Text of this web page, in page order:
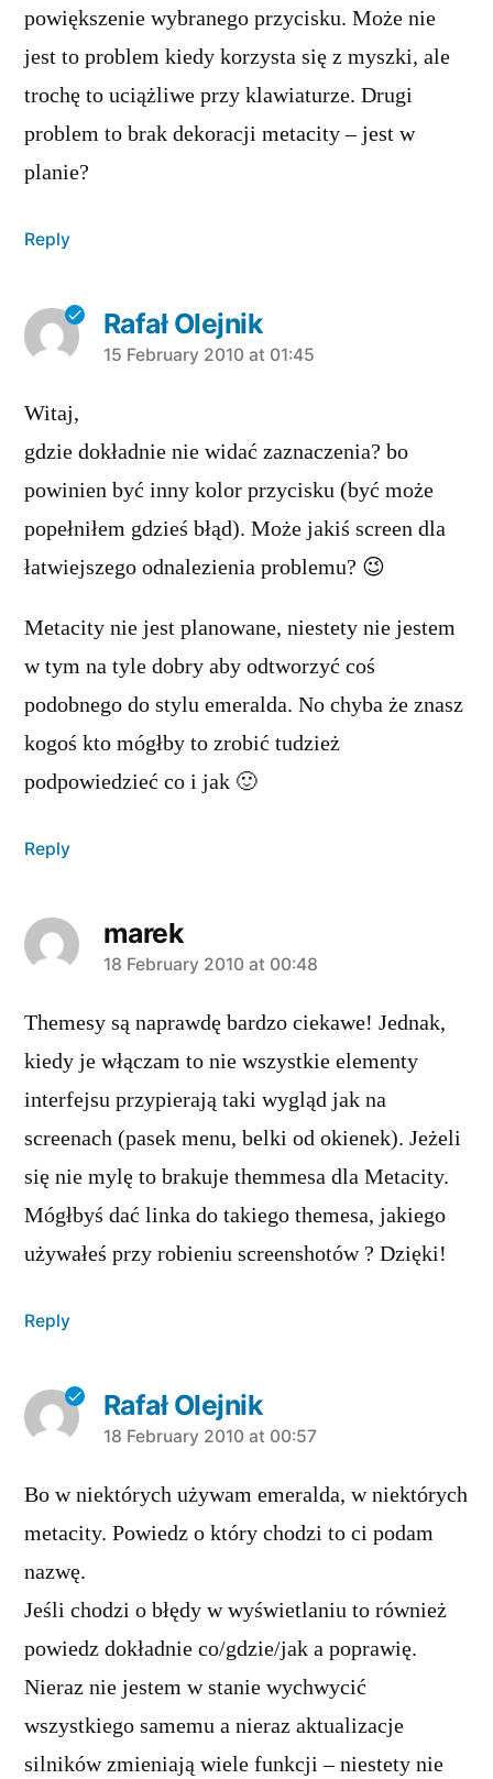
powiększenie wybranego przycisku. Może nie
jest to problem kiedy korzysta się z myszki, ale
trochę to uciążliwe przy klawiaturze. Drugi
problem to brak dekoracji metacity – jest w
planie?
Reply
Rafał Olejnik
says:
15 February 2010 at 01:45
Witaj,
gdzie dokładnie nie widać zaznaczenia? bo
powinien być inny kolor przycisku (być może
popełniłem gdzieś błąd). Może jakiś screen dla
łatwiejszego odnalezienia problemu? 😉
Metacity nie jest planowane, niestety nie jestem
w tym na tyle dobry aby odtworzyć coś
podobnego do stylu emeralda. No chyba że znasz
kogoś kto mógłby to zrobić tudzież
podpowiedzieć co i jak 🙂
Reply
marek
says:
18 February 2010 at 00:48
Themesy są naprawdę bardzo ciekawe! Jednak,
kiedy je włączam to nie wszystkie elementy
interfejsu przypierają taki wygląd jak na
screenach (pasek menu, belki od okienek). Jeżeli
się nie mylę to brakuje themmesa dla Metacity.
Mógłbyś dać linka do takiego themesa, jakiego
używałeś przy robieniu screenshotów ? Dzięki!
Reply
Rafał Olejnik
says:
18 February 2010 at 00:57
Bo w niektórych używam emeralda, w niektórych
metacity. Powiedz o który chodzi to ci podam
nazwę.
Jeśli chodzi o błędy w wyświetlaniu to również
powiedz dokładnie co/gdzie/jak a poprawię.
Nieraz nie jestem w stanie wychwycić
wszystkiego samemu a nieraz aktualizacje
silników zmieniają wiele funkcji – niestety nie